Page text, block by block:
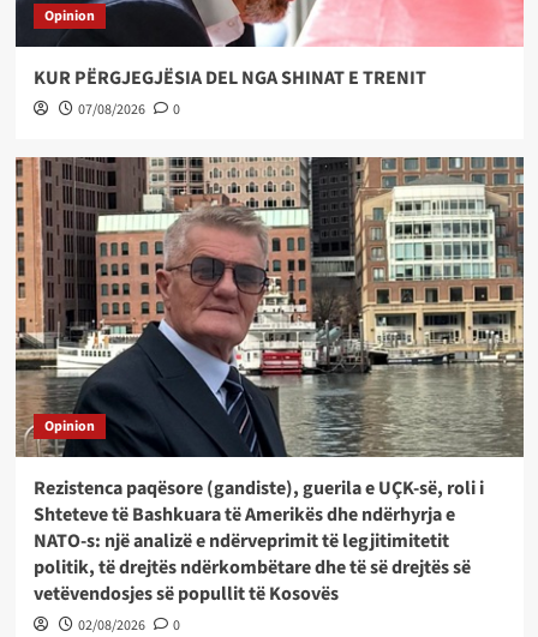
Opinion
KUR PËRGJEGJËSIA DEL NGA SHINAT E TRENIT
07/08/2026 0
Opinion
Rezistenca paqësore (gandiste), guerila e UÇK-së, roli i
Shteteve të Bashkuara të Amerikës dhe ndërhyrja e
NATO-s: një analizë e ndërveprimit të legjitimitetit
politik, të drejtës ndërkombëtare dhe të së drejtës së
vetëvendosjes së popullit të Kosovës
02/08/2026 0